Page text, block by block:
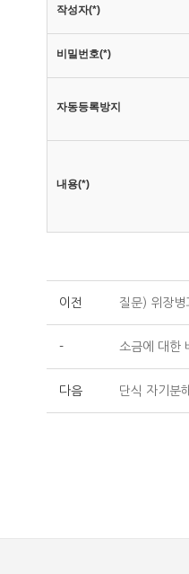
작성자(*)
비밀번호(*)
자동등록방지
내용(*)
이전 질문) 위장병
- 소금에 대한
다음 단식 자기분